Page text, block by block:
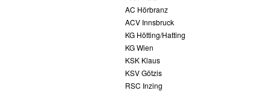
AC Hörbranz
ACV Innsbruck
KG Hötting/Hatting
KG Wien
KSK Klaus
KSV Götzis
RSC Inzing